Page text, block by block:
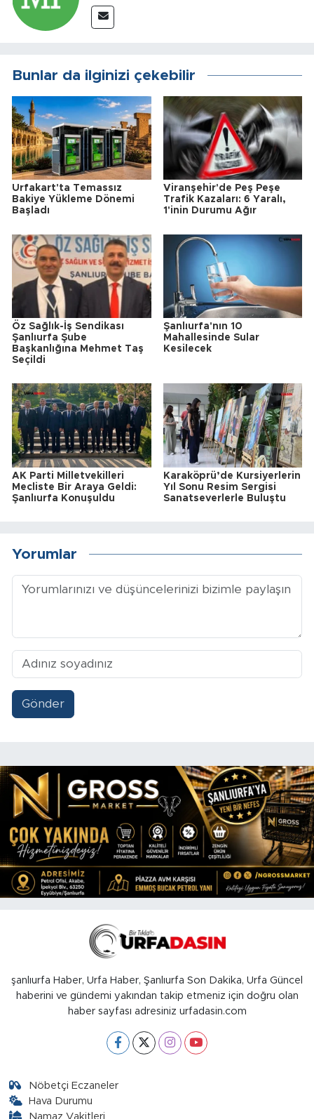
Bunlar da ilginizi çekebilir
Urfakart'ta Temassız
Bakiye Yükleme Dönemi
Başladı
Viranşehir'de Peş Peşe
Trafik Kazaları: 6 Yaralı,
1'inin Durumu Ağır
Öz Sağlık-İş Sendikası
Şanlıurfa Şube
Başkanlığına Mehmet Taş
Seçildi
Şanlıurfa'nın 10
Mahallesinde Sular
Kesilecek
AK Parti Milletvekilleri
Mecliste Bir Araya Geldi:
Şanlıurfa Konuşuldu
Karaköprü’de Kursiyerlerin
Yıl Sonu Resim Sergisi
Sanatseverlerle Buluştu
Yorumlar
Gönder
şanlıurfa Haber, Urfa Haber, Şanlıurfa Son Dakika, Urfa Güncel
haberini ve gündemi yakından takip etmeniz için doğru olan
haber sayfası adresiniz urfadasin.com
Nöbetçi Eczaneler
Hava Durumu
Namaz Vakitleri